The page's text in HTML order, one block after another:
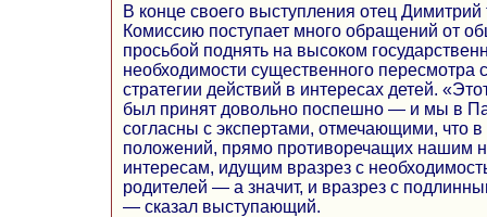
В конце своего выступления отец Димитрий
Комиссию поступает много обращений от
просьбой поднять на высоком
необходимости существенного
стратегии действий в интересах детей.
был принят довольно поспешно — и мы в
согласны с экспертами, отмечающими, что
положений, прямо противоречащих нашим
интересам, идущим вразрез с
родителей — а значит, и вразрез с
— сказал выступающий.